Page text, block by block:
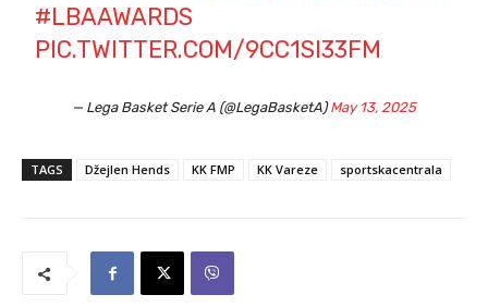
#LBAAWARDS
PIC.TWITTER.COM/9CC1SI33FM
— Lega Basket Serie A (@LegaBasketA)May 13, 2025
TAGS Džejlen Hends KK FMP KK Vareze sportskacentrala